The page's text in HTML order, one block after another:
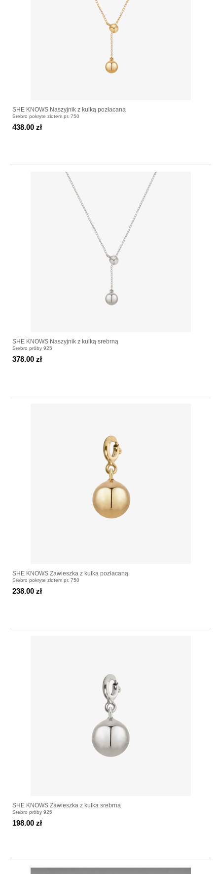
SHE KNOWS Naszyjnik z kulką pozłacaną
Srebro pokryte złotem pr. 750
438.00 zł
SHE KNOWS Naszyjnik z kulką srebrną
Srebro próby 925
378.00 zł
SHE KNOWS Zawieszka z kulką pozłacaną
Srebro pokryte złotem pr. 750
238.00 zł
SHE KNOWS Zawieszka z kulką srebrną
Srebro próby 925
198.00 zł